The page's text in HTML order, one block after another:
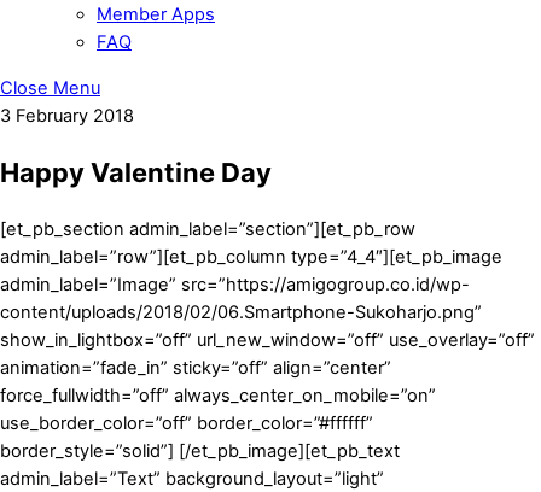
Member Apps
FAQ
Close Menu
3 February 2018
Happy Valentine Day
[et_pb_section admin_label=”section”][et_pb_row
admin_label=”row”][et_pb_column type=”4_4″][et_pb_image
admin_label=”Image” src=”https://amigogroup.co.id/wp-
content/uploads/2018/02/06.Smartphone-Sukoharjo.png”
show_in_lightbox=”off” url_new_window=”off” use_overlay=”off”
animation=”fade_in” sticky=”off” align=”center”
force_fullwidth=”off” always_center_on_mobile=”on”
use_border_color=”off” border_color=”#ffffff”
border_style=”solid”] [/et_pb_image][et_pb_text
admin_label=”Text” background_layout=”light”